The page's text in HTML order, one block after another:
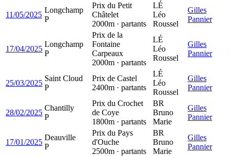
11/05/2025
Longchamp
P
Prix du Petit
Châtelet
2000m · partants
LÉ
Léo
Roussel
Gilles
Pannier
17/04/2025
Longchamp
P
Prix de la
Fontaine
Carpeaux
2000m · partants
LÉ
Léo
Roussel
Gilles
Pannier
25/03/2025
Saint Cloud
P
Prix de Castel
2400m · partants
LÉ
Léo
Roussel
Gilles
Pannier
28/02/2025
Chantilly
P
Prix du Crochet
de Coye
1800m · partants
BR
Bruno
Marie
Gilles
Pannier
17/01/2025
Deauville
P
Prix du Pays
d'Ouche
2500m · partants
BR
Bruno
Marie
Gilles
Pannier